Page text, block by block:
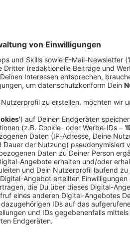
Sprühnebler sind dünne Schläuche
befestigt werden. Über einen
Wassernebel, der für Abkühlung
eine Möglichkeit sind, sich gut und
Anzeige
So schwer sind NRW-Städte
Anzeige
Unsere Kollegen der dpa haben
miteinander auf die Betroffenheit
jeweiligen Städte raussuchen und